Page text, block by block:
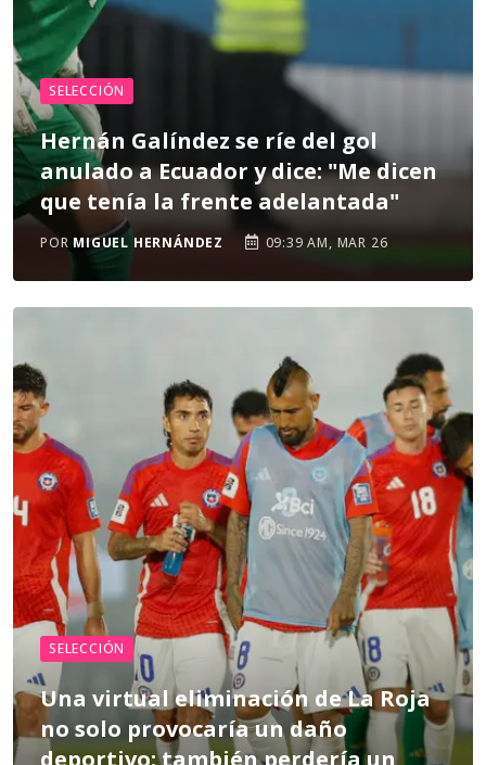
SELECCIÓN
Hernán Galíndez se ríe del gol
anulado a Ecuador y dice: "Me dicen
que tenía la frente adelantada"
POR MIGUEL HERNÁNDEZ 09:39 AM, MAR 26
SELECCIÓN
Una virtual eliminación de La Roja
no solo provocaría un daño
deportivo: también perdería un